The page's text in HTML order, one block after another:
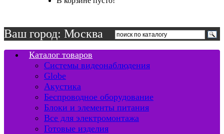
Ваш город: Москва
Каталог товаров
Системы видеонаблюдения
Globe
Акустика
Беспроводное оборудование
Блоки и элементы питания
Все для электромонтажа
Готовые изделия